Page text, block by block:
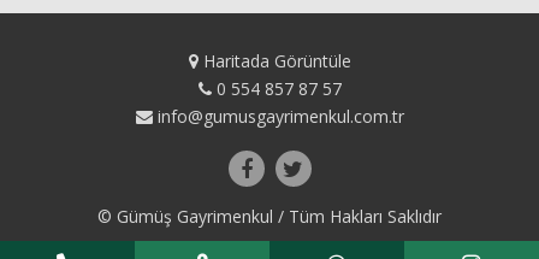
Haritada Görüntüle
0 554 857 87 57
info@gumusgayrimenkul.com.tr
© Gümüş Gayrimenkul / Tüm Hakları Saklıdır